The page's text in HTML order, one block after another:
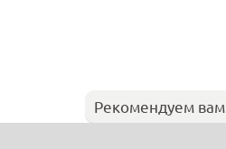
Рекомендуем вам